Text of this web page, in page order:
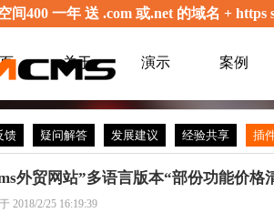
间400 一年 送 .com 或.net 的域名 +
关于 演示 案例
馈 疑问解答 发展建议 经验共享 插
外贸网站”多语言版本“部份功能价格
2018/2/25 16:19:39